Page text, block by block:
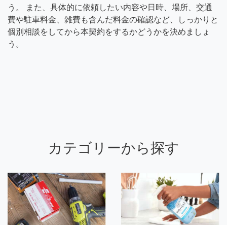
う。 また、具体的に依頼したい内容や日時、場所、交通
費や駐車料金、雑費も含んだ料金の確認など、しっかりと
個別相談をしてから本契約をするかどうかを決めましょ
う。
カテゴリーから探す